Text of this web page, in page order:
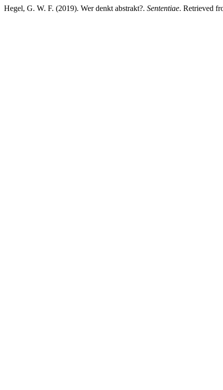
Hegel, G. W. F. (2019). Wer denkt abstrakt?. Sententiae. Retrieved